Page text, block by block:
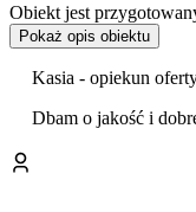
Obiekt jest
możliwość
do karmienia za
czajnikiem i
Osada jest
Pokaż opis obiektu
Kasia - opiekun
Dbam o jakość i